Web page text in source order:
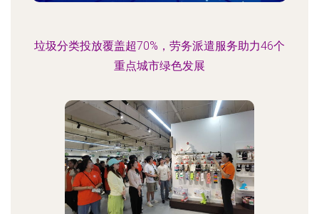
垃圾分类投放覆盖超70%，劳务派遣服务助力46个
重点城市绿色发展